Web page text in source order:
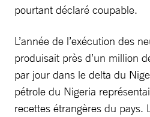
pourtant déclaré coupable.
L’année de l’exécution des
produisait près d’un million
par jour dans le delta du
pétrole du Nigeria
recettes étrangères du pays.